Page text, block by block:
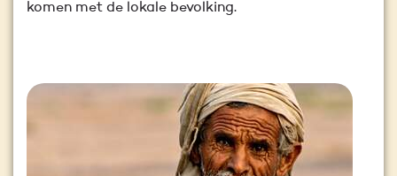
komen met de lokale bevolking.